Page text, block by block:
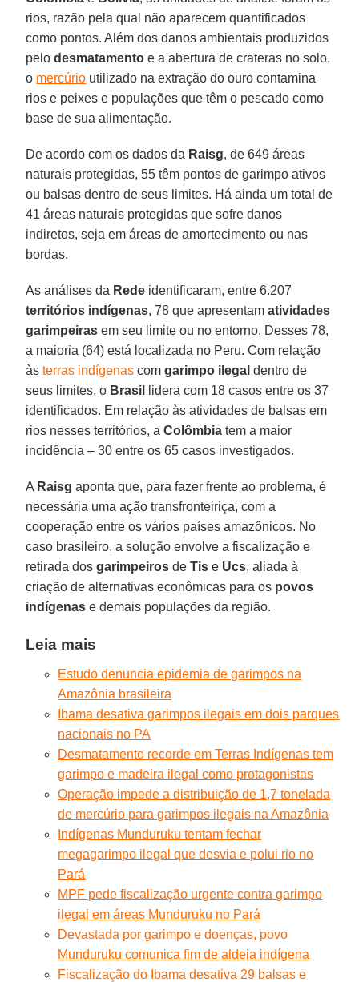
rios, razão pela qual não aparecem quantificados
como pontos. Além dos danos ambientais produzidos
pelodesmatamento e a abertura de crateras no solo,
o mercúrio utilizado na extração do ouro contamina
rios e peixes e populações que têm o pescado como
base de sua alimentação.
De acordo com os dados da Raisg, de 649 áreas
naturais protegidas, 55 têm pontos de garimpo ativos
ou balsas dentro de seus limites. Há ainda um total de
41 áreas naturais protegidas que sofre danos
indiretos, seja em áreas de amortecimento ou nas
bordas.
As análises da Rede identificaram, entre 6.207
territórios indígenas, 78 que apresentamatividades
garimpeiras em seu limite ou no entorno. Desses 78,
a maioria (64) está localizada no Peru. Com relação
àsterras indígenas comgarimpo ilegal dentro de
seus limites, o Brasil
lidera com 18 casos entre os 37
identificados. Em relação às atividades de balsas em
rios nesses territórios, aColômbia tem a maior
incidência – 30 entre os 65 casos investigados.
A Raisg aponta que, para fazer frente ao problema, é
necessária uma ação transfronteiriça, com a
cooperação entre os vários países amazônicos. No
caso brasileiro, a solução envolve a fiscalização e
retirada dosgarimpeiros deTis e Ucs, aliada à
criação de alternativas econômicas para os povos
indígenas e demais populações da região.
Leia mais
Estudo denuncia epidemia de garimpos na
Amazônia brasileira
Ibama desativa garimpos ilegais em dois parques
nacionais no PA
Desmatamento recorde em Terras Indígenas tem
garimpo e madeira ilegal como protagonistas
Operação impede a distribuição de 1,7 tonelada
de mercúrio para garimpos ilegais na Amazônia
Indígenas Munduruku tentam fechar
megagarimpo ilegal que desvia e polui rio no
Pará
MPF pede fiscalização urgente contra garimpo
ilegal em áreas Munduruku no Pará
Devastada por garimpo e doenças, povo
Munduruku comunica fim de aldeia indígena
Fiscalização do Ibama desativa 29 balsas e